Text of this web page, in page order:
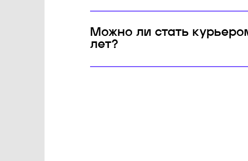
Можно ли стать
лет?